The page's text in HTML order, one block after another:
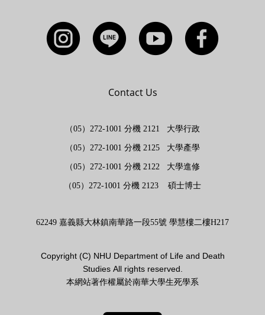
Contact Us
（05）272-1001 分機 2121 大學行政
（05）272-1001 分機 2125 大學產學
（05）272-1001 分機 2122 大學進修
（05）272-1001 分機 2123 碩士博士
62249 嘉義縣大林鎮南華路一段55號 學慧樓二樓H217
Copyright (C) NHU Department of Life and Death
Studies All rights reserved.
本網站著作權屬於南華大學生死學系